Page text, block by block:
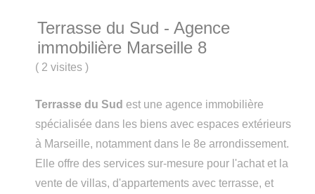
Terrasse du Sud - Agence
immobilière Marseille 8
( 2 visites)
Terrasse du Sud est une agence immobilière
spécialisée dans les biens avec espaces extérieurs
à Marseille, notamment dans le 8e arrondissement.
Elle offre des services sur-mesure pour l'achat et la
vente de villas, d'appartements avec terrasse, et